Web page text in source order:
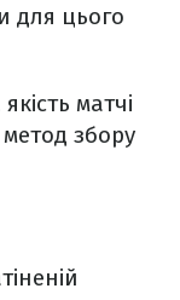
для цього
матчі
збору